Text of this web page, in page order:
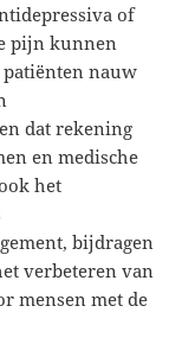
of
pijn kunnen
nauw
dat rekening
en medische
het
bijdragen
verbeteren van
mensen met de